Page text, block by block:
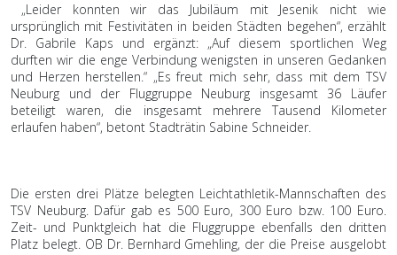
„Leider konnten wir das Jubiläum mit Jesenik nicht wie
ursprünglich mit Festivitäten in beiden Städten begehen“, erzählt
Dr. Gabrile Kaps und ergänzt: „Auf diesem sportlichen Weg
durften wir die enge Verbindung wenigsten in unseren Gedanken
und Herzen herstellen.“ „Es freut mich sehr, dass mit dem TSV
Neuburg und der Fluggruppe Neuburg insgesamt 36 Läufer
beteiligt waren, die insgesamt mehrere Tausend Kilometer
erlaufen haben“, betont Stadträtin Sabine Schneider.
Die ersten drei Plätze belegten Leichtathletik-Mannschaften des
TSV Neuburg. Dafür gab es 500 Euro, 300 Euro bzw. 100 Euro.
Zeit- und Punktgleich hat die Fluggruppe ebenfalls den dritten
Platz belegt. OB Dr. Bernhard Gmehling, der die Preise ausgelobt